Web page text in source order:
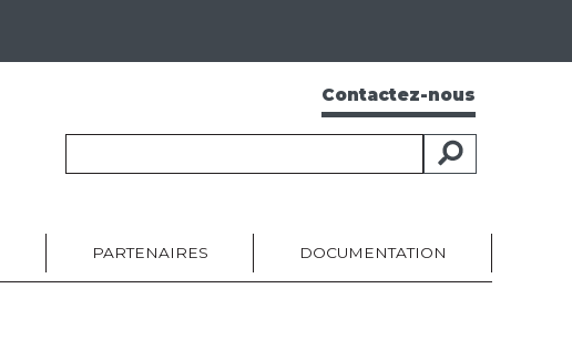
Contactez-nous
PARTENAIRES DOCUMENTATION